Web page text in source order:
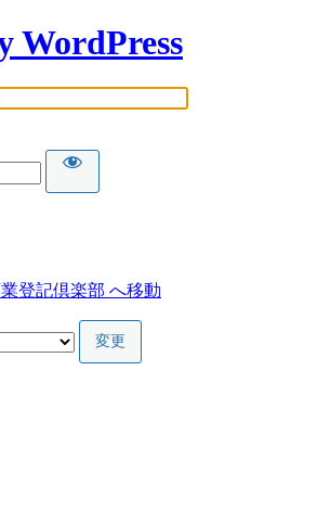
WordPress
登記倶楽部 へ移動